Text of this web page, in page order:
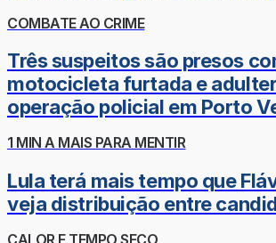
COMBATE AO CRIME
Três suspeitos são presos
motocicleta furtada e
operação policial em Porto
1 MIN A MAIS PARA MENTIR
Lula terá mais tempo que
veja distribuição entre
CALOR E TEMPO SECO